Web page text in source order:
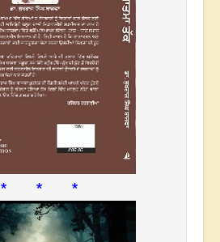
* * *